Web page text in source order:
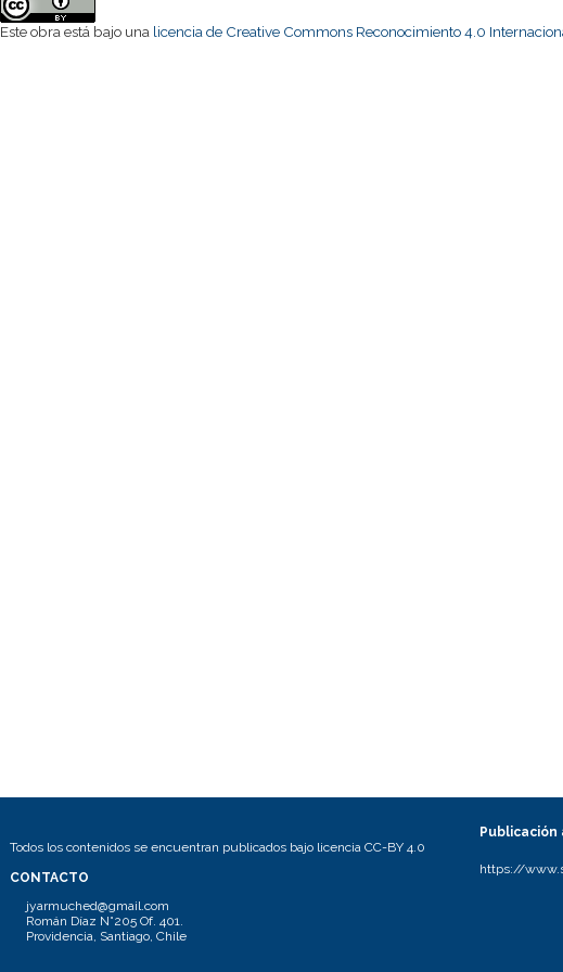
Este obra está bajo una licencia de Creative Commons Reconocimiento 4.0
Todos los contenidos se encuentran publicados bajo licencia CC-BY 4.0
CONTACTO
jyarmuched@gmail.com
Román Díaz N°205 Of. 401.
Providencia, Santiago, Chile
https://